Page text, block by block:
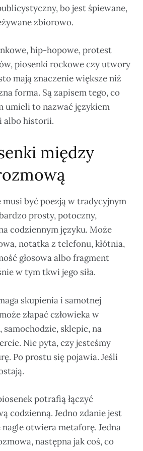
bo jest śpiewane,
zbiorowo.
hip-hopowe, protest
piosenki rockowe czy utwory
mają znaczenie większe niż
forma. Są zapisem tego, co
umieli to nazwać językiem
albo historii.
między
musi być poezją w tradycyjnym
prosty, potoczny,
codziennym języku. Może
notatka z telefonu, kłótnia,
głosowa albo fragment
w tym tkwi jego siła.
skupienia i samotnej
złapać człowieka w
sklepie, na
Nie pyta, czy jesteśmy
Po prostu się pojawia. Jeśli
potrafią łączyć
codzienną. Jedno zdanie jest
otwiera metaforę. Jedna
następna jak coś, co